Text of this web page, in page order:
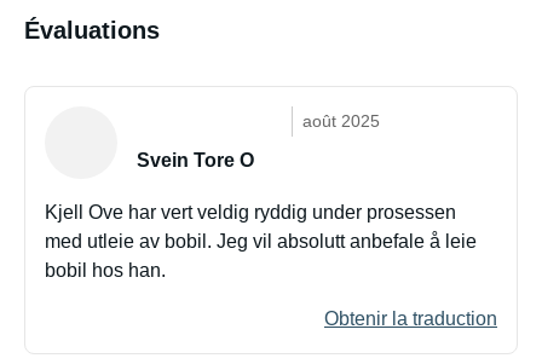
Évaluations
août 2025
Svein Tore O
Kjell Ove har vert veldig ryddig under prosessen
med utleie av bobil. Jeg vil absolutt anbefale å leie
bobil hos han.
Obtenir la traduction